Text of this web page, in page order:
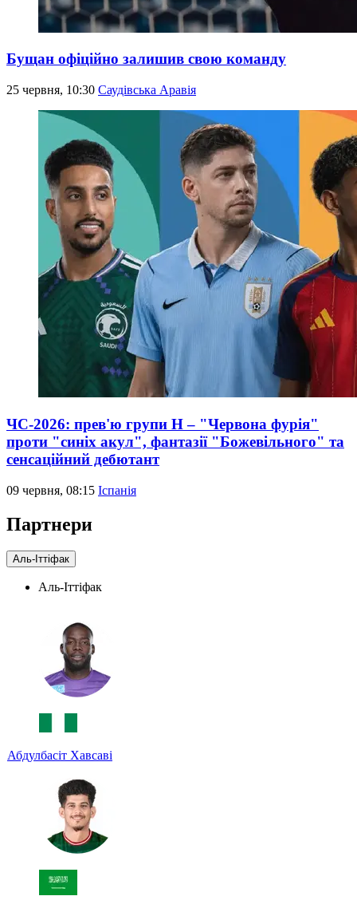
Бущан офіційно залишив свою команду
25 червня, 10:30 Саудівська Аравія
ЧС-2026: прев'ю групи Н – "Червона фурія"
проти "синіх акул", фантазії "Божевільного" та
сенсаційний дебютант
09 червня, 08:15 Іспанія
Партнери
Аль-Іттіфак
Аль-Іттіфак
Абдулбасіт Хавсаві